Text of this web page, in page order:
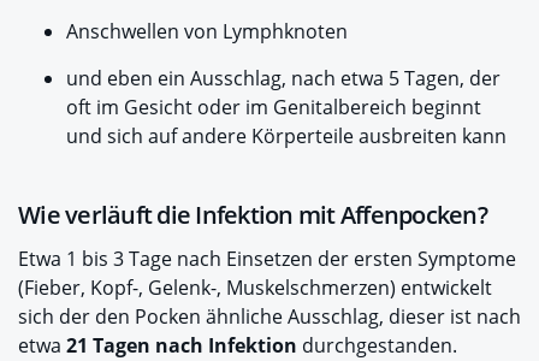
Anschwellen von Lymphknoten
und eben ein Ausschlag, nach etwa 5 Tagen, der
oft im Gesicht oder im Genitalbereich beginnt
und sich auf andere Körperteile ausbreiten kann
Wie verläuft die Infektion mit Affenpocken?
Etwa 1 bis 3 Tage nach Einsetzen der ersten Symptome
(Fieber, Kopf-, Gelenk-, Muskelschmerzen) entwickelt
sich der den Pocken ähnliche Ausschlag, dieser ist nach
etwa 21 Tagen nach Infektion durchgestanden.